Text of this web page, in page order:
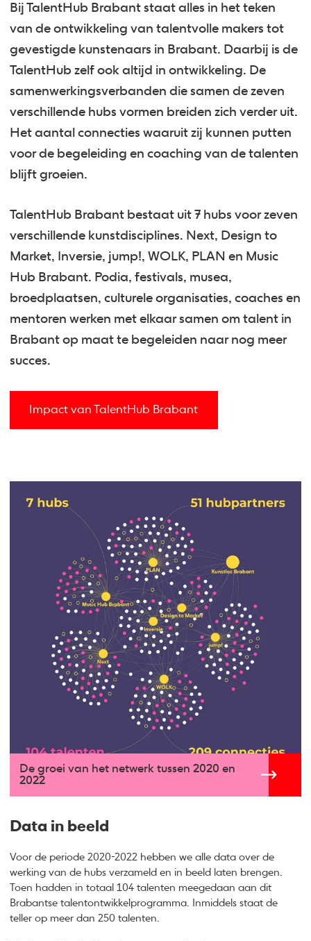
Bij TalentHub Brabant staat alles in het teken
van de ontwikkeling van talentvolle makers tot
gevestigde kunstenaars in Brabant. Daarbij is de
TalentHub zelf ook altijd in ontwikkeling. De
samenwerkingsverbanden die samen de zeven
verschillende hubs vormen breiden zich verder uit.
Het aantal connecties waaruit zij kunnen putten
voor de begeleiding en coaching van de talenten
blijft groeien.
TalentHub Brabant bestaat uit 7 hubs voor zeven
verschillende kunstdisciplines. Next, Design to
Market, Inversie, jump!, WOLK, PLAN en Music
Hub Brabant. Podia, festivals, musea,
broedplaatsen, culturele organisaties, coaches en
mentoren werken met elkaar samen om talent in
Brabant op maat te begeleiden naar nog meer
succes.
Impact van TalentHub Brabant
Data in beeld
Voor de periode 2020-2022 hebben we alle data over de
werking van de hubs verzameld en in beeld laten brengen.
Toen hadden in totaal 104 talenten meegedaan aan dit
Brabantse talentontwikkelprogramma. Inmiddels staat de
teller op meer dan 250 talenten.
De groei van het netwerk tussen 2020 en
2022